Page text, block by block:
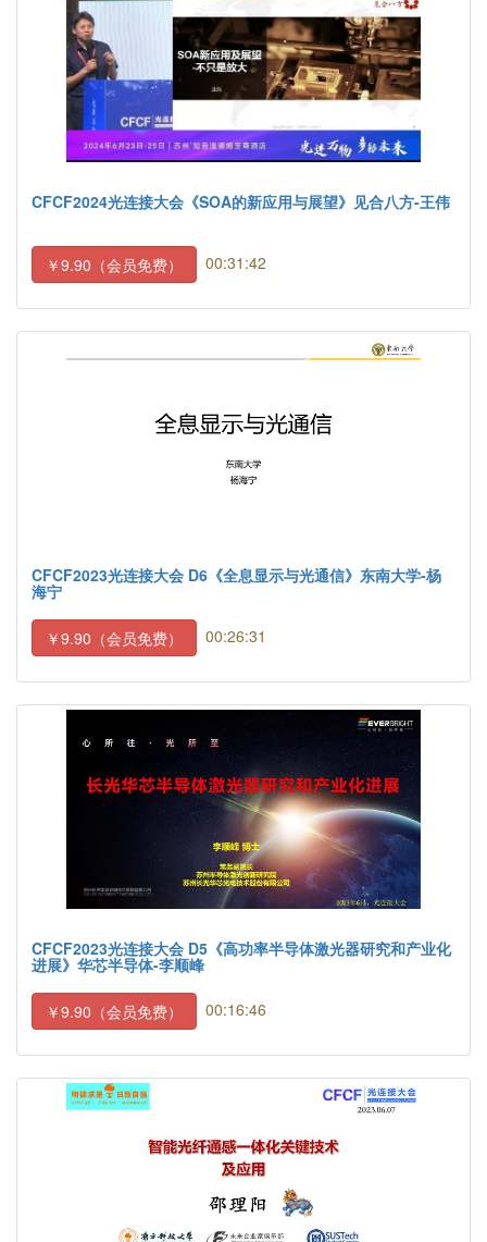
CFCF2024光连接大会《SOA的新应用与展望》见合八方-王伟
￥9.90（会员免费） 00:31:42
CFCF2023光连接大会 D6《全息显示与光通信》东南大学-杨
海宁
￥9.90（会员免费） 00:26:31
CFCF2023光连接大会 D5《高功率半导体激光器研究和产业化
进展》华芯半导体-李顺峰
￥9.90（会员免费） 00:16:46